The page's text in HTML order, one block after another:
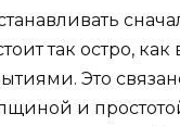
так остро, как
Это
и